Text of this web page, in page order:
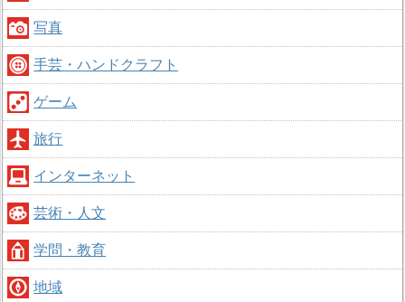
写真
手芸・ハンドクラフト
ゲーム
旅行
インターネット
芸術・人文
学問・教育
地域